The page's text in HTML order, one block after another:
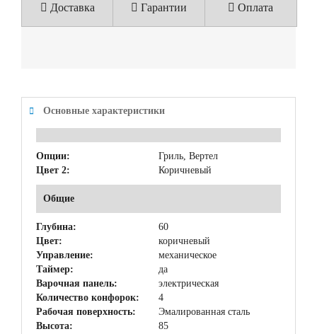
Доставка Гарантии Оплата
Основные характеристики
Опции:
Гриль, Вертел
Цвет 2:
Коричневый
Общие
Глубина:
60
Цвет:
коричневый
Управление:
механическое
Таймер:
да
Варочная панель:
электрическая
Количество конфорок:
4
Рабочая поверхность:
Эмалированная сталь
Высота:
85